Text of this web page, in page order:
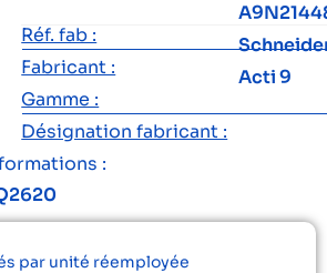
Réf. fab :
Fabricant :
Gamme :
Acti 9
Désignation fabricant :
:
par unité réemployée